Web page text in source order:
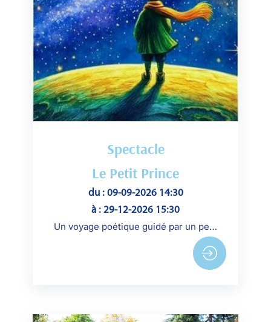
Spectacle
Le Petit Prince
du : 09-09-2026 14:30
à : 29-12-2026 15:30
Un voyage poétique guidé par un petit prince tombé du ciel, peuplé de rencontres surprenantes, de notes de musique et d'ombres magiques.